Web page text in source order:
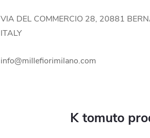
VIA DEL COMMERCIO 28, 20881
ITALY
info@millefiorimilano.com
K tomuto